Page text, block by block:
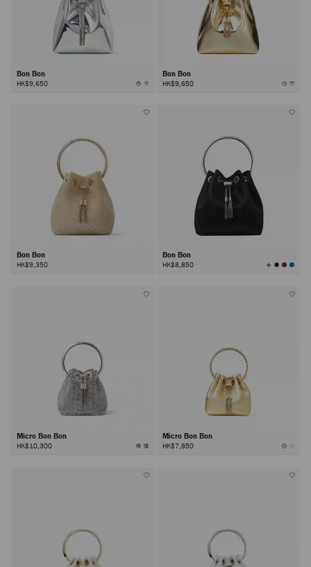
Bon Bon
HK$9,650
Bon Bon
HK$9,650
Bon Bon
HK$9,350
Bon Bon
HK$8,850 查
看
Micro Bon Bon
HK$10,300
Micro Bon Bon
HK$7,850